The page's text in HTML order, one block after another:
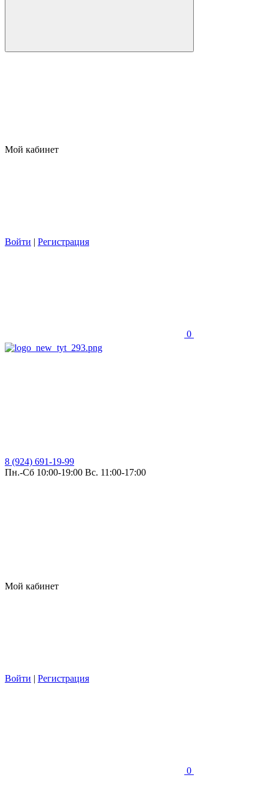
Мой кабинет
Войти | Регистрация
0
8 (924) 691-19-99
Пн.-Сб 10:00-19:00 Вс. 11:00-17:00
Мой кабинет
Войти | Регистрация
0